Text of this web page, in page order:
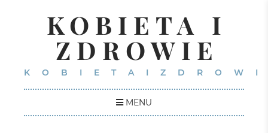
KOBIETA I
ZDROWIE
MENU